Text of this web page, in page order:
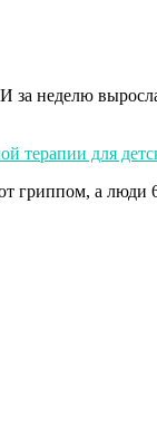
за неделю
терапии для
гриппом, а люди